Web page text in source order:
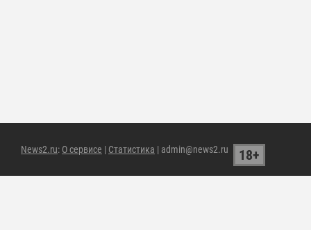
News2.ru: О сервисе | Статистика | admin@news2.ru 18+